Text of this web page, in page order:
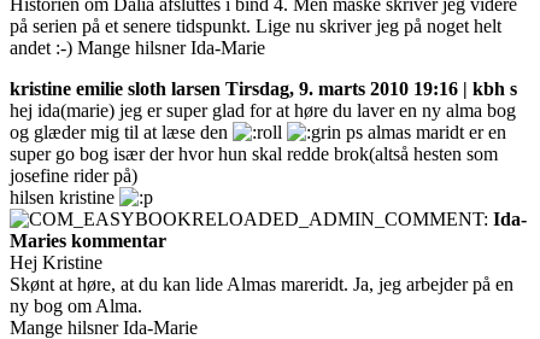
på serien på et senere tidspunkt. Lige nu skriver jeg på noget helt
andet :-) Mange hilsner Ida-Marie
kristine emilie sloth larsen Tirsdag, 9. marts 2010 19:16 | kbh s
hej ida(marie) jeg er super glad for at høre du laver en ny alma bog
og glæder mig til at læse den
ps almas maridt er en
super go bog især der hvor hun skal redde brok(altså hesten som
josefine rider på)
hilsen kristine
Ida-
Maries kommentar
Hej Kristine
Skønt at høre, at du kan lide Almas mareridt. Ja, jeg arbejder på en
ny bog om Alma.
Mange hilsner Ida-Marie